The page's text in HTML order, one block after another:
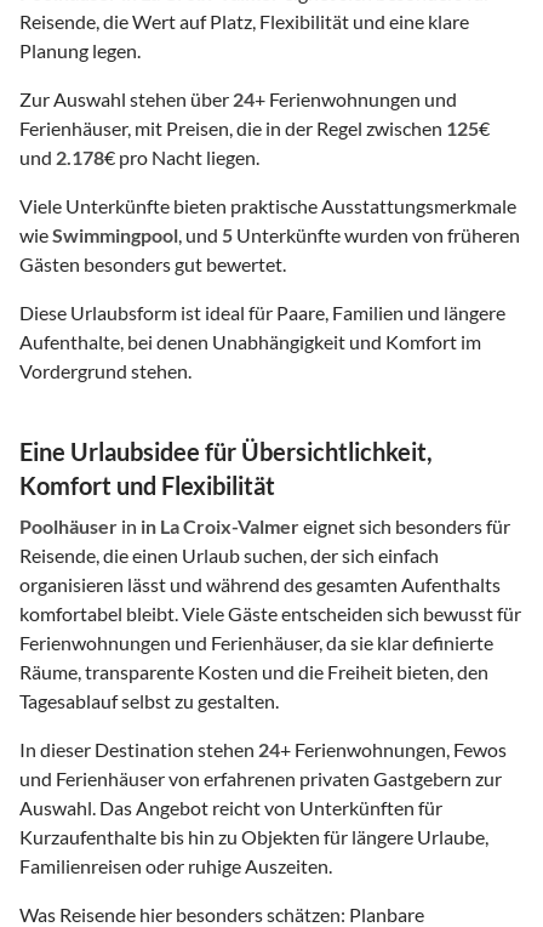
Reisende, die Wert auf Platz, Flexibilität und eine klare
Planung legen.
Zur Auswahl stehen über 24+ Ferienwohnungen und
Ferienhäuser, mit Preisen, die in der Regel zwischen 125€
und 2.178€ pro Nacht liegen.
Viele Unterkünfte bieten praktische Ausstattungsmerkmale
wieSwimmingpool , und 5 Unterkünfte wurden von früheren
Gästen besonders gut bewertet.
Diese Urlaubsform ist ideal für Paare, Familien und längere
Aufenthalte, bei denen Unabhängigkeit und Komfort im
Vordergrund stehen.
Eine Urlaubsidee für Übersichtlichkeit,
Komfort und Flexibilität
Poolhäuser in in La Croix-Valmereignet sich besonders für
Reisende, die einen Urlaub suchen, der sich einfach
organisieren lässt und während des gesamten Aufenthalts
komfortabel bleibt. Viele Gäste entscheiden sich bewusst für
Ferienwohnungen und Ferienhäuser, da sie klar definierte
Räume, transparente Kosten und die Freiheit bieten, den
Tagesablauf selbst zu gestalten.
In dieser Destination stehen 24+ Ferienwohnungen, Fewos
und Ferienhäuser von erfahrenen privaten Gastgebern zur
Auswahl. Das Angebot reicht von Unterkünften für
Kurzaufenthalte bis hin zu Objekten für längere Urlaube,
Familienreisen oder ruhige Auszeiten.
Was Reisende hier besonders schätzen: Planbare